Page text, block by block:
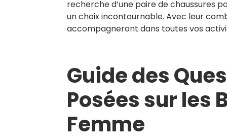
recherche d’une paire de chaussures
un choix incontournable. Avec leur
accompagneront dans toutes vos
Guide des
Posées sur les
Femme